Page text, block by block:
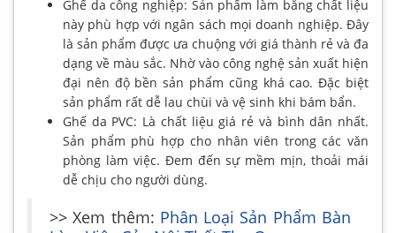
Ghế da công nghiệp: Sản phẩm làm bằng chất liệu
này phù hợp với ngân sách mọi doanh nghiệp. Đây
là sản phẩm được ưa chuộng với giá thành rẻ và đa
dạng về màu sắc. Nhờ vào công nghệ sản xuất hiện
đại nên độ bền sản phẩm cũng khá cao. Đặc biệt
sản phẩm rất dễ lau chùi và vệ sinh khi bám bẩn.
Ghế da PVC: Là chất liệu giá rẻ và bình dân nhất.
Sản phẩm phù hợp cho nhân viên trong các văn
phòng làm việc. Đem đến sự mềm mịn, thoải mái
dễ chịu cho người dùng.
>> Xem thêm: Phân Loại Sản Phẩm Bàn